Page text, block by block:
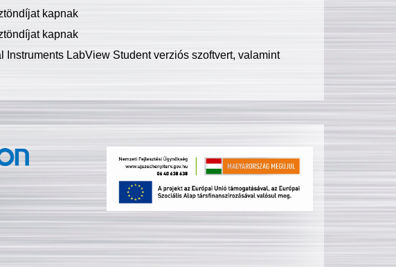
kapnak
kapnak
LabView Student verziós szoftvert, valamint